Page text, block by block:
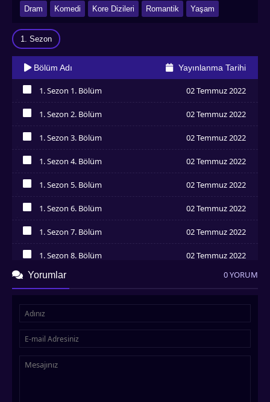
harcayan gerçekten zeki ve yakışıklı bir adam. İki farklı
karaktere sahip insanı ekranlara getiren Hometown Cha-
Cha-Cha Türkçe altyazılı izle seçeneğiyle sizlerle!
Hometown Cha-Cha-Cha Türkçe Altyazılı izle. En çok
izlenen Asya dizileri, Kore dizileri, Çin dizileri, Tayland
dizileri , Çin dizileri, Asya dizileri, Hint dizileri,Bl Dizileri
Asyadiziizle.com adresinde!
Dram Komedi Kore Dizileri Romantik Yaşam
1. Sezon
Bölüm Adı Yayınlanma Tarihi
1. Sezon 1. Bölüm 02 Temmuz 2022
1. Sezon 2. Bölüm 02 Temmuz 2022
1. Sezon 3. Bölüm 02 Temmuz 2022
1. Sezon 4. Bölüm 02 Temmuz 2022
1. Sezon 5. Bölüm 02 Temmuz 2022
1. Sezon 6. Bölüm 02 Temmuz 2022
1. Sezon 7. Bölüm 02 Temmuz 2022
İzledim
1. Sezon 8. Bölüm 02 Temmuz 2022
1. Sezon 9. Bölüm 02 Temmuz 2022
İzledim
İzledim
İzledim
1. Sezon 13. Bölüm
Yorumlar 0 YORUM